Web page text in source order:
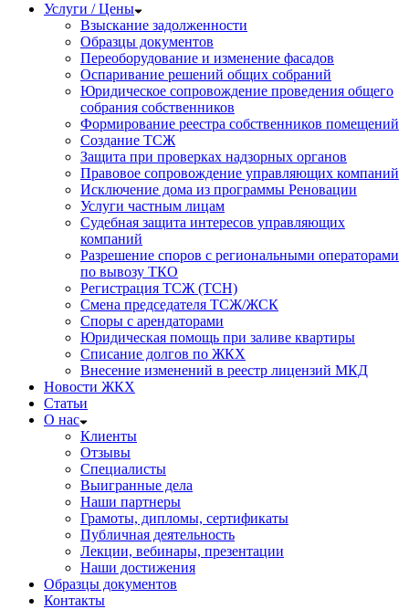
Услуги / Цены
Взыскание задолженности
Образцы документов
Переоборудование и изменение фасадов
Оспаривание решений общих собраний
Юридическое сопровождение проведения общего
собрания собственников
Формирование реестра собственников помещений
Создание ТСЖ
Защита при проверках надзорных органов
Правовое сопровождение управляющих компаний
Исключение дома из программы Реновации
Услуги частным лицам
Судебная защита интересов управляющих
компаний
Разрешение споров с региональными операторами
по вывозу ТКО
Регистрация ТСЖ (ТСН)
Смена председателя ТСЖ/ЖСК
Споры с арендаторами
Юридическая помощь при заливе квартиры
Списание долгов по ЖКХ
Внесение изменений в реестр лицензий МКД
Новости ЖКХ
Статьи
О нас
Клиенты
Отзывы
Специалисты
Выигранные дела
Наши партнеры
Грамоты, дипломы, сертификаты
Публичная деятельность
Лекции, вебинары, презентации
Наши достижения
Образцы документов
Контакты